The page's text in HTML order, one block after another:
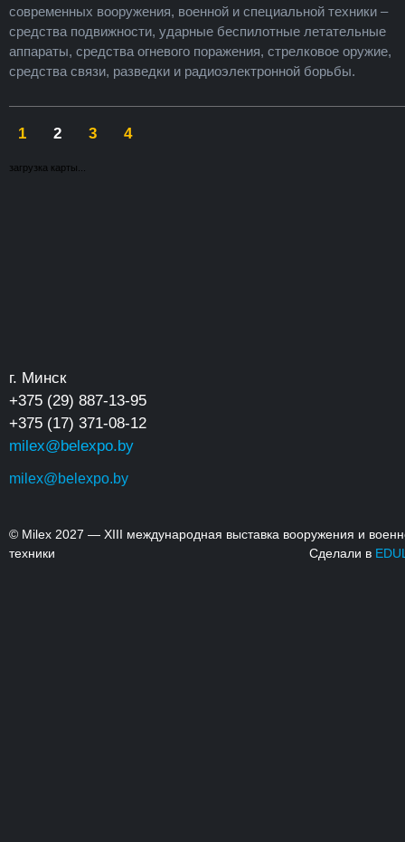
современных вооружения, военной и специальной техники –
средства подвижности, ударные беспилотные летательные
аппараты, средства огневого поражения, стрелковое оружие,
средства связи, разведки и радиоэлектронной борьбы.
1 2 3 4
загрузка карты...
г. Минск
+375 (29) 887-13-95
+375 (17) 371-08-12
milex@belexpo.by
milex@belexpo.by
© Milex 2027 — XIII международная выставка вооружения и
техники
Сделали в